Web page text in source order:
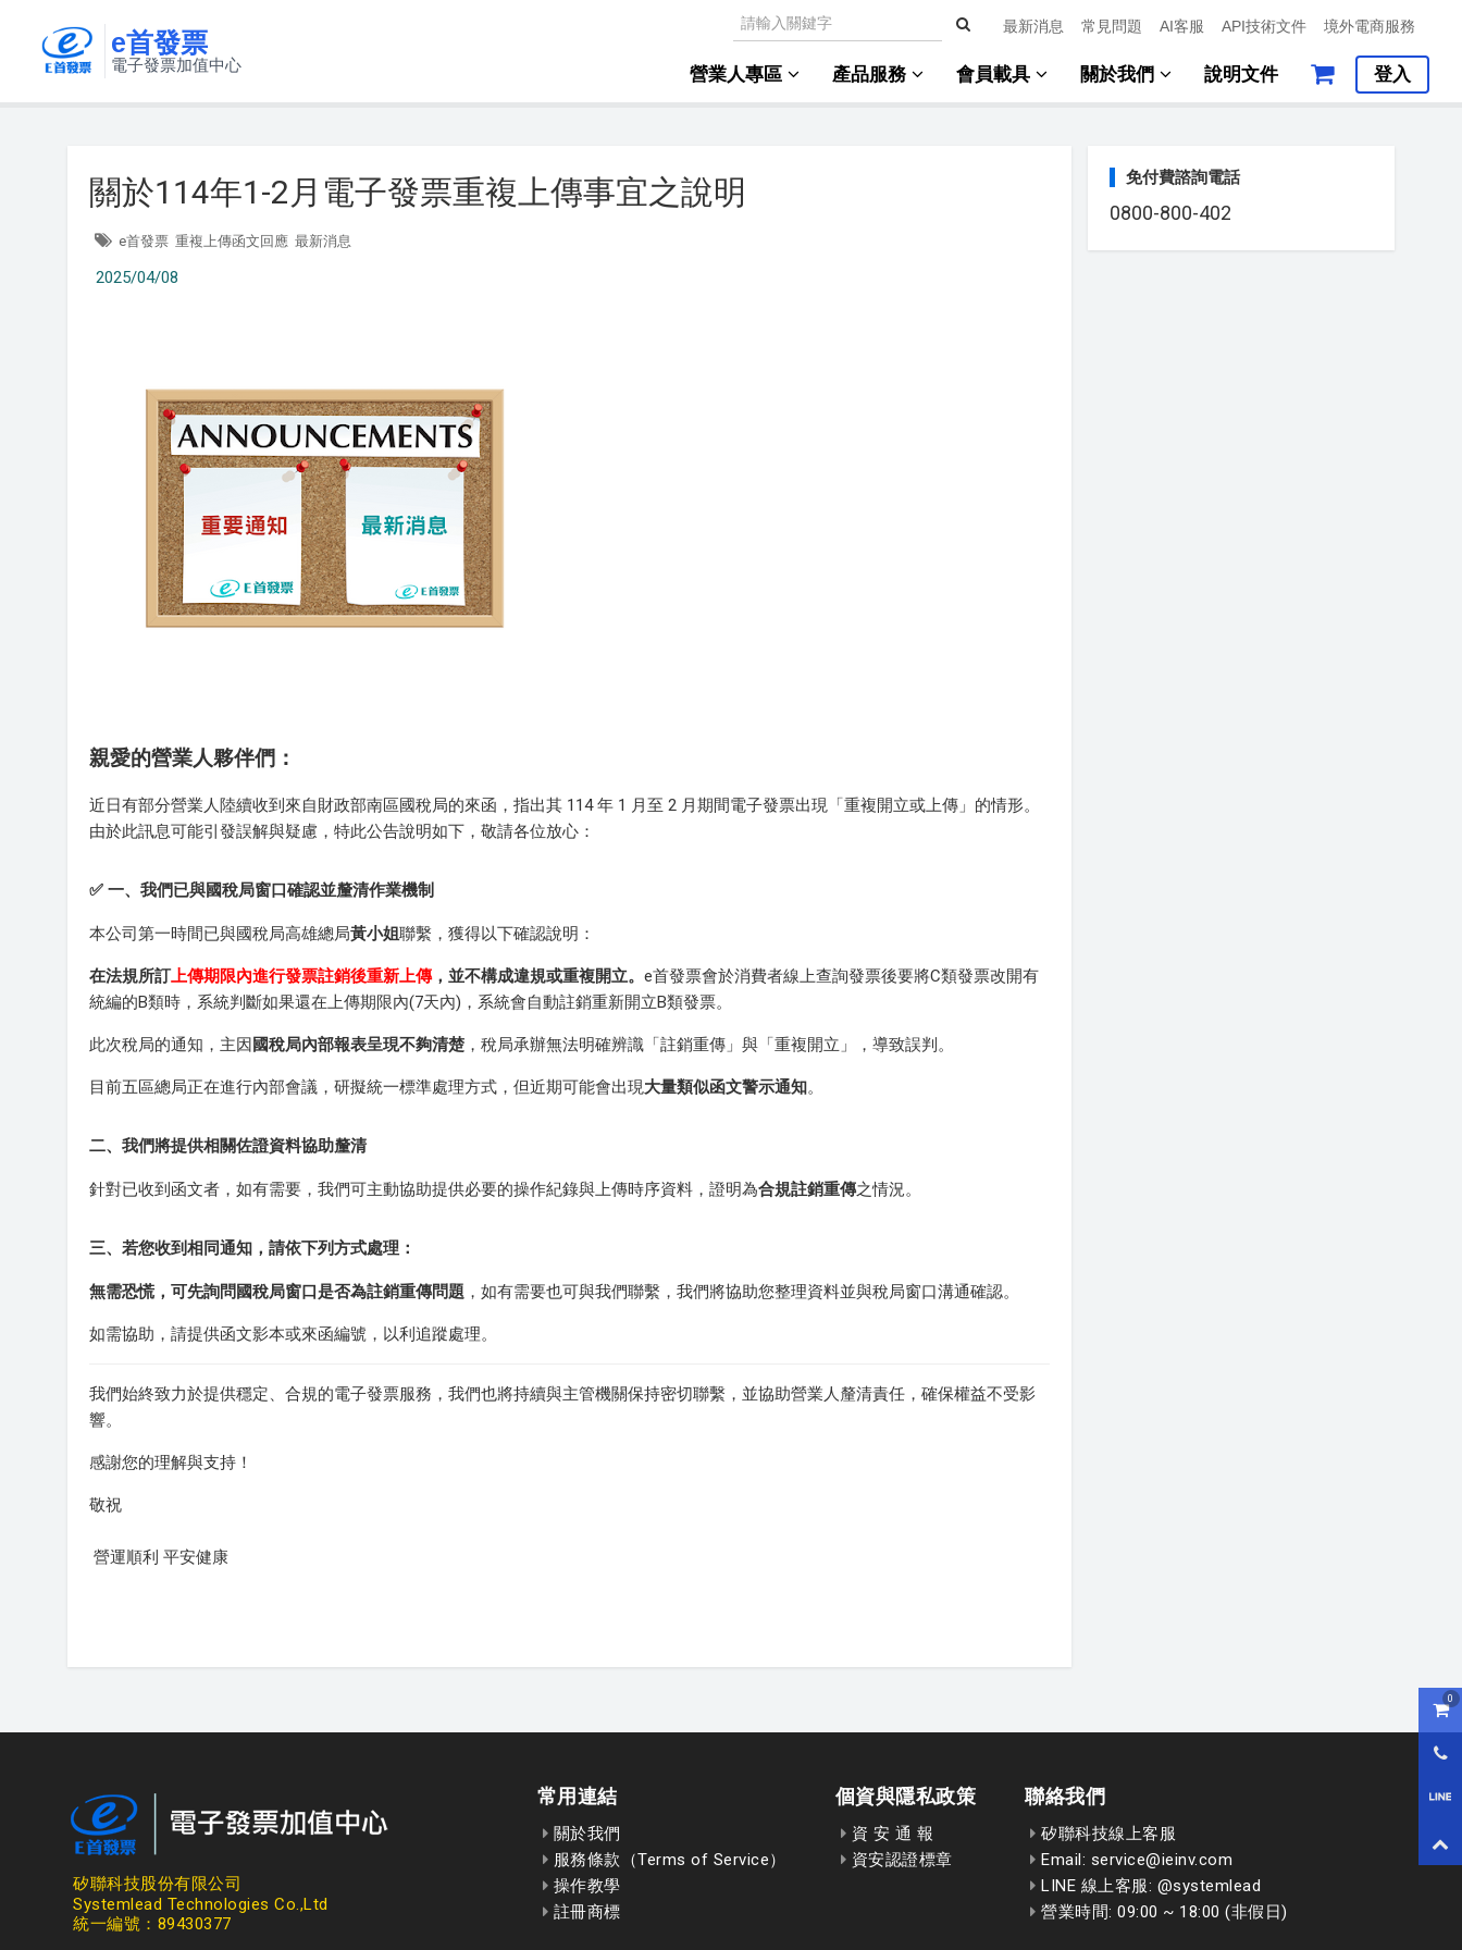
購
0
回
e首發票
電子發票加值中心
最新消息 常見問題 AI客服 API技術文件 境外電商服務
營業人專區 產品服務 會員載具 關於我們 說明文件 登入
關於114年1-2月電子發票重複上傳事宜之說明
e首發票 重複上傳函文回應 最新消息
2025/04/08
親愛的營業人夥伴們：
近日有部分營業人陸續收到來自財政部南區國稅局的來函，指出其 114 年 1 月至 2 月期間電子發票出現「重複開立或上傳」的情形。
由於此訊息可能引發誤解與疑慮，特此公告說明如下，敬請各位放心：
✅ 一、我們已與國稅局窗口確認並釐清作業機制
本公司第一時間已與國稅局高雄總局黃小姐聯繫，獲得以下確認說明：
在法規所訂上傳期限內進行發票註銷後重新上傳，並不構成違規或重複開立。 e首發票會於消費者線上查詢發票後要將C類發票改開有
統編的B類時，系統判斷如果還在上傳期限內(7天內)，系統會自動註銷重新開立B類發票。
此次稅局的通知，主因國稅局內部報表呈現不夠清楚 ，稅局承辦無法明確辨識「註銷重傳」與「重複開立」，導致誤判。
目前五區總局正在進行內部會議，研擬統一標準處理方式，但近期可能會出現大量類似函文警示通知。
二、我們將提供相關佐證資料協助釐清
針對已收到函文者，如有需要，我們可主動協助提供必要的操作紀錄與上傳時序資料，證明為合規註銷重傳之情況。
三、若您收到相同通知，請依下列方式處理：
無需恐慌，可先詢問國稅局窗口是否為註銷重傳問題 ，如有需要也可與我們聯繫，我們將協助您整理資料並與稅局窗口溝通確認。
如需協助，請提供函文影本或來函編號，以利追蹤處理。
我們始終致力於提供穩定、合規的電子發票服務，我們也將持續與主管機關保持密切聯繫，並協助營業人釐清責任，確保權益不受影
響。
感謝您的理解與支持！
敬祝
營運順利 平安健康
免付費諮詢電話
0800-800-402
矽聯科技股份有限公司
Systemlead Technologies Co.,Ltd
統一編號：89430377
常用連結
關於我們
服務條款（Terms of Service）
操作教學
註冊商標
個資與隱私政策
資 安 通 報
資安認證標章
聯絡我們
矽聯科技線上客服
Email: service@ieinv.com
LINE 線上客服: @systemlead
營業時間: 09:00 ~ 18:00 (非假日)